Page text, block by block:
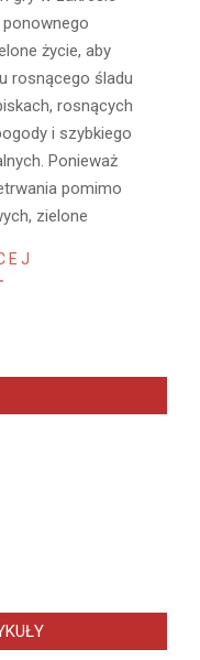
życie, aby
rosnącego śladu
rosnących
i szybkiego
Ponieważ
pomimo
zielone